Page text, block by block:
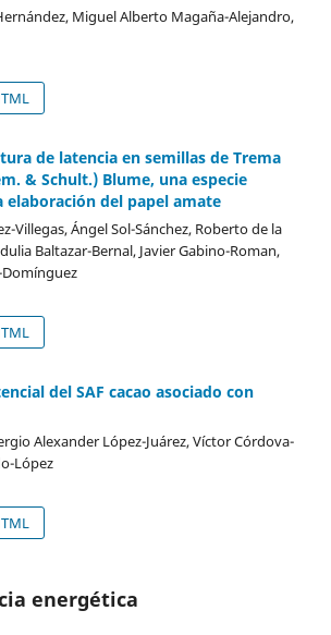
Miguel Alberto Magaña-Alejandro,
de latencia en semillas de Trema
& Schult.) Blume, una especie
elaboración del papel amate
Villegas, Ángel Sol-Sánchez, Roberto de la
Baltazar-Bernal, Javier Gabino-Roman,
del SAF cacao asociado con
Alexander López-Juárez, Víctor Córdova-
López
energética